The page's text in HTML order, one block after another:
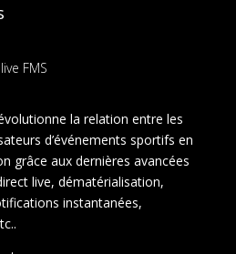
FMS
la relation entre les
d’événements sportifs en
grâce aux dernières avancées
live, dématérialisation,
instantanées,